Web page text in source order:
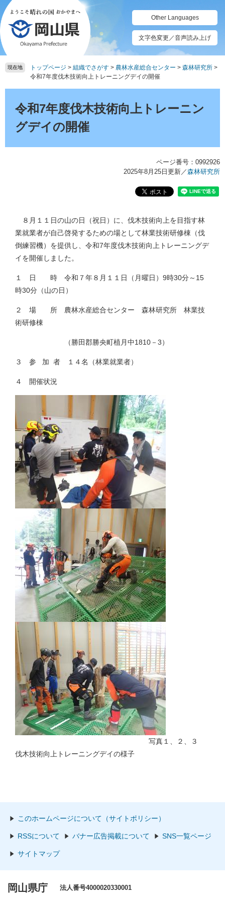
ペ
ー
ジ
の
先
頭
メ
ニ
ュ
ー
を
飛
て
Other Languages
文字色変更／音声読み上げ
現在地 トップページ > 組織でさがす > 農林水産総合センター > 森林研究所 >
令和7年度伐木技術向上トレーニングデイの開催
令和7年度伐木技術向上トレーニン
グデイの開催
ページ番号：0992926
2025年8月25日更新／森林研究所
８月１１日の山の日（祝日）に、伐木技術向上を目指す林
業就業者が自己啓発するための場として林業技術研修棟（伐
倒練習機）を提供し、令和7年度伐木技術向上トレーニングデ
イを開催しました。
１ 日 時 令和７年８月１１日（月曜日）9時30分～15
時30分（山の日）
２ 場 所 農林水産総合センター 森林研究所 林業技
術研修棟
（勝田郡勝央町植月中1810－3）
３ 参 加 者 １４名（林業就業者）
４ 開催状況
写真１、２、３
伐木技術向上トレーニングデイの様子
このホームページについて（サイトポリシー）
RSSについて バナー広告掲載について SNS一覧ページ
サイトマップ
岡山県庁 法人番号4000020330001